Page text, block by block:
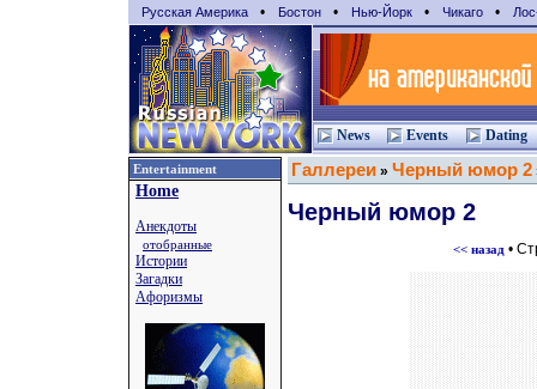
Русская Америка • Бостон • Нью-Йорк • Чикаго •
News Events Dating
Entertainment
Home
Анекдоты
отобранные
Истории
Загадки
Афоризмы
Галлереи » Черный юмор 2
Черный юмор 2
<< назад•